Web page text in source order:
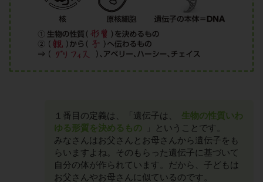
１番目の定義は、「遺伝子は、
生物の性質いわ
ゆる形質を決めるもの
」ということです。
みなさんはお父さんとお母さんから遺伝子をも
らいますよね。そのもらった遺伝子に基づいて
自分の体が作られています。だから、子どもは
お父さんやお母さんに似ているのです。